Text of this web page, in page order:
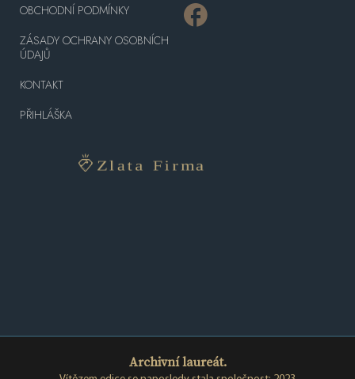
Archivní laureát.
OBCHODNÍ PODMÍNKY
ZÁSADY OCHRANY OSOBNÍCH
ÚDAJŮ
KONTAKT
PŘIHLÁŠKA